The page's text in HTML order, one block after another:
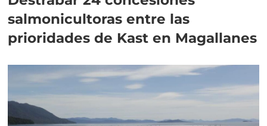
salmonicultoras entre las
prioridades de Kast en Magallanes